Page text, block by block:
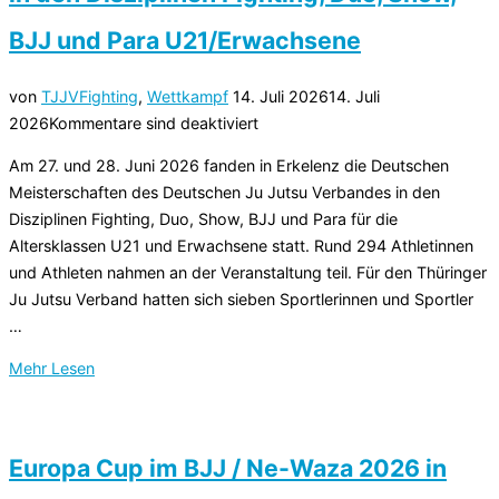
BJJ und Para U21/Erwachsene
von TJJVFighting, WettkampfVeröffentlicht
am
14. Juli 202614. Juli
2026Kommentare sind deaktiviert
Am 27. und 28. Juni 2026 fanden in Erkelenz die Deutschen
Meisterschaften des Deutschen Ju Jutsu Verbandes in den
Disziplinen Fighting, Duo, Show, BJJ und Para für die
Altersklassen U21 und Erwachsene statt. Rund 294 Athletinnen
und Athleten nahmen an der Veranstaltung teil. Für den Thüringer
Ju Jutsu Verband hatten sich sieben Sportlerinnen und Sportler
…
Mehr über
im
Lesen
Europa Cup im BJJ / Ne-Waza 2026 in